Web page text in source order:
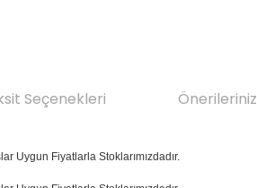
Seçenekleri Önerileriniz
Uygun Fiyatlarla Stoklarımızdadır.